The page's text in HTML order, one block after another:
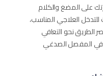
على المضغ والكلام
العلاجي المناسب،
الطريق نحو التعافي
في المفصل الصدغي